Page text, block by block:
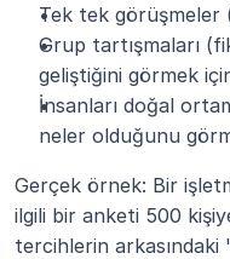
Tek tek görüşmeler
Grup tartışmaları
geliştiğini görmek
İnsanları doğal
neler olduğunu
Gerçek örnek: Bir
ilgili bir anketi 500
tercihlerin